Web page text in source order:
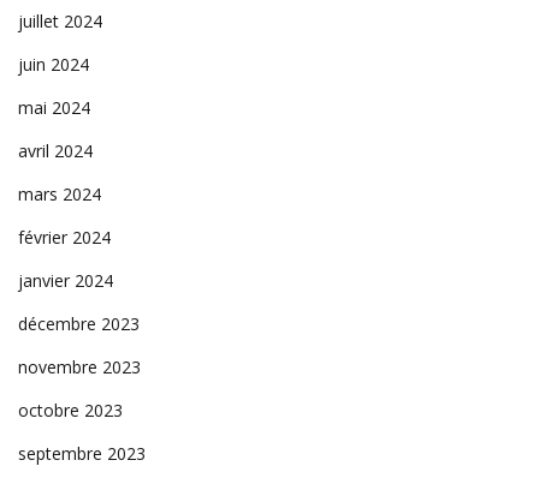
juillet 2024
juin 2024
mai 2024
avril 2024
mars 2024
février 2024
janvier 2024
décembre 2023
novembre 2023
octobre 2023
septembre 2023